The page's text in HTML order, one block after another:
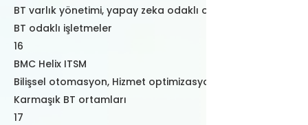
BT varlık yönetimi, yapay zeka odaklı otomasyon
BT odaklı işletmeler
16
BMC Helix ITSM
Bilişsel otomasyon, Hizmet optimizasyonu
Karmaşık BT ortamları
17